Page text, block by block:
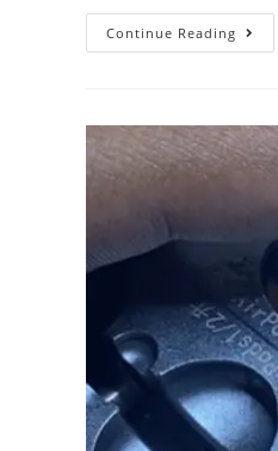
Continue Reading